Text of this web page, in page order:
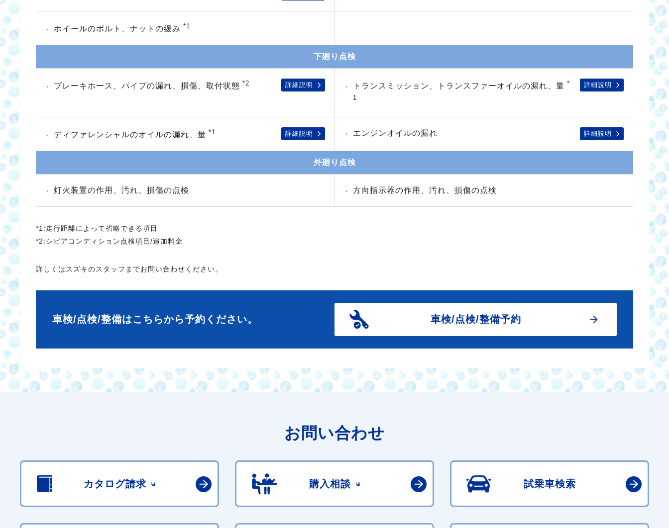
ホイールのボルト、ナットの緩み *1
下廻り点検
ブレーキホース、パイプの漏れ、損傷、取付状態 *2 詳細説明 トランスミッション、トランスファーオイルの漏れ、量 *
1
詳細説明
ディファレンシャルのオイルの漏れ、量 *1 詳細説明 エンジンオイルの漏れ 詳細説明
外廻り点検
灯火装置の作用、汚れ、損傷の点検 方向指示器の作用、汚れ、損傷の点検
*1:走行距離によって省略できる項目
*2:シビアコンディション点検項目/追加料金
詳しくはスズキのスタッフまでお問い合わせください。
車検/点検/整備はこちらから予約ください。 車検/点検/整備予約
お問い合わせ
カタログ請求 購入相談 試乗車検索